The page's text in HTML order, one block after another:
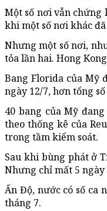
Một số nơi vẫn chứng
khi một số nơi khác
Nhưng một số nơi,
tỏa lần hai. Hong
Bang Florida của Mỹ
ngày 12/7, hơn tổng
40 bang của Mỹ
theo thống kê của
trong tầm kiểm soát.
Sau khi bùng phát ở
Nhưng chỉ mất 5
Ấn Độ, nước có số ca
tháng 7.